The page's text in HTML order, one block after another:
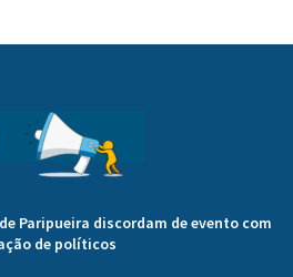
Paripueira discordam de evento com
de políticos